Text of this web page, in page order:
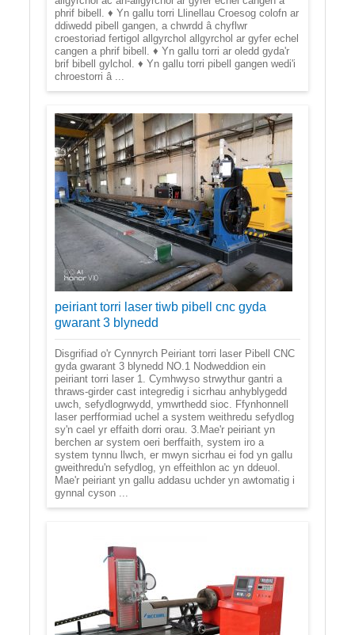
phrif bibell. ♦ Yn gallu torri Llinellau Croesog colofn ar
ddiwedd pibell gangen, a chwrdd â chyflwr
croestoriad fertigol allgyrchol allgyrchol ar gyfer echel
cangen a phrif bibell. ♦ Yn gallu torri ar oledd gyda'r
brif bibell gylchol. ♦ Yn gallu torri pibell gangen wedi'i
chroestorri â ...
peiriant torri laser tiwb pibell cnc gyda
gwarant 3 blynedd
Disgrifiad o'r Cynnyrch Peiriant torri laser Pibell CNC
gyda gwarant 3 blynedd NO.1 Nodweddion ein
peiriant torri laser 1. Cymhwyso strwythur gantri a
thraws-girder cast integredig i sicrhau anhyblygedd
uwch, sefydlogrwydd, ymwrthedd sioc. Ffynhonnell
laser perfformiad uchel a system weithredu sefydlog
sy'n cael yr effaith dorri orau. 3.Mae'r peiriant yn
berchen ar system oeri berffaith, system iro a
system tynnu llwch, er mwyn sicrhau ei fod yn gallu
gweithredu'n sefydlog, yn effeithlon ac yn ddeuol.
Mae'r peiriant yn gallu addasu uchder yn awtomatig i
gynnal cyson ...